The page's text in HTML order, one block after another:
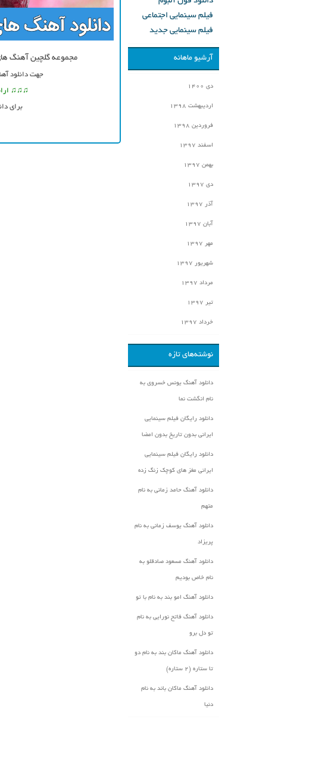
مجموعه گلچین آهنگ
جهت دانلود
♫♫♫
برای
فیلم سینمایی اجتماعی
فیلم سینمایی جدید
آرشیو ماهانه
دی ۱۴۰۰
اردیبهشت ۱۳۹۸
فروردین ۱۳۹۸
اسفند ۱۳۹۷
بهمن ۱۳۹۷
دی ۱۳۹۷
آذر ۱۳۹۷
آبان ۱۳۹۷
مهر ۱۳۹۷
شهریور ۱۳۹۷
مرداد ۱۳۹۷
تیر ۱۳۹۷
خرداد ۱۳۹۷
نوشته‌های تازه
دانلود آهنگ یونس خسروی به
نام انگشت نما
دانلود رایگان فیلم سینمایی
ایرانی بدون تاریخ بدون امضا
دانلود رایگان فیلم سینمایی
ایرانی مغز های کوچک زنگ زده
دانلود آهنگ حامد زمانی به نام
متهم
دانلود آهنگ یوسف زمانی به نام
پریزاد
دانلود آهنگ مسعود صادقلو به
نام خاص بودیم
دانلود آهنگ امو بند به نام با تو
دانلود آهنگ فاتح نورایی به نام
تو دل برو
دانلود آهنگ ماکان بند به نام دو
تا ستاره (۲ ستاره)
دانلود آهنگ ماکان باند به نام
دنیا